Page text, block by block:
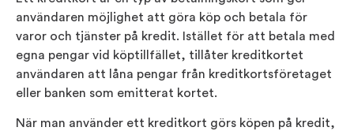
användaren möjlighet att göra köp och betala för
varor och tjänster på kredit. Istället för att betala med
egna pengar vid köptillfället, tillåter kreditkortet
användaren att låna pengar från kreditkortsföretaget
eller banken som emitterat kortet.
När man använder ett kreditkort görs köpen på kredit,